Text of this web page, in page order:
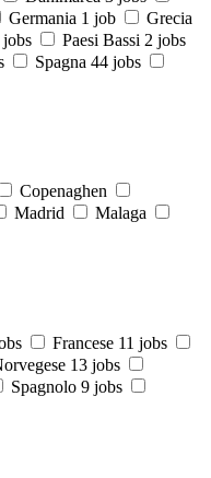
Germania 1 job
Grecia
jobs Paesi Bassi 2 jobs
Spagna 44 jobs
Copenaghen
Madrid
Malaga
Francese 11 jobs
13 jobs
Spagnolo 9 jobs